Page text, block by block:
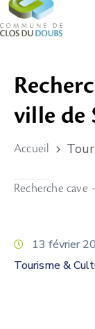
Administration
Guichet
Locale
&
Culture
ville de
Accueil
Recherche
13 février
Tourisme &